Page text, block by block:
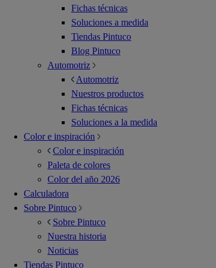
Fichas técnicas
Soluciones a medida
Tiendas Pintuco
Blog Pintuco
Automotriz
Automotriz
Nuestros productos
Fichas técnicas
Soluciones a la medida
Color e inspiración
Color e inspiración
Paleta de colores
Color del año 2026
Calculadora
Sobre Pintuco
Sobre Pintuco
Nuestra historia
Noticias
Tiendas Pintuco